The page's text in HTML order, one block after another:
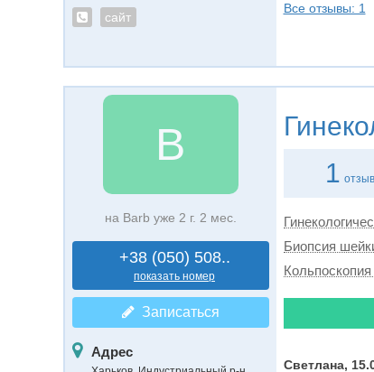
сайт
Все отзывы: 1
B
на Barb уже 2 г. 2 мес.
+38 (050) 508..
показать номер
Записаться
Адрес
1 отзыв
Биопсия
Светлана,